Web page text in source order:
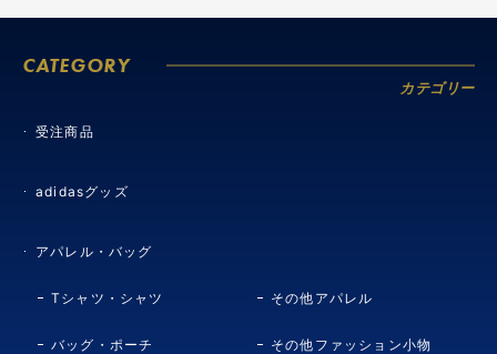
CATEGORY
カテゴリー
受注商品
adidasグッズ
アパレル・バッグ
Tシャツ・シャツ その他アパレル
バッグ・ポーチ その他ファッション小物